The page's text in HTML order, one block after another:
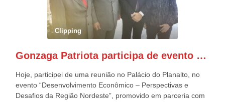
Esplanada dos Ministérios, em Brasília. Este ano, o governo
preparou espaços com cadeiras e coberturas, para 30.000
pessoas, só que o número de Patriotas Brasileiros
Independentes, dobrou na Esplanada. Eu, Lula e os
Patriota.
Clipping
Gonzaga Patriota participa de evento em prol do desenvolvimento do Nordeste
Hoje, participei de uma reunião no Palácio do Planalto, no
evento “Desenvolvimento Econômico – Perspectivas e
Desafios da Região Nordeste”, promovido em parceria com